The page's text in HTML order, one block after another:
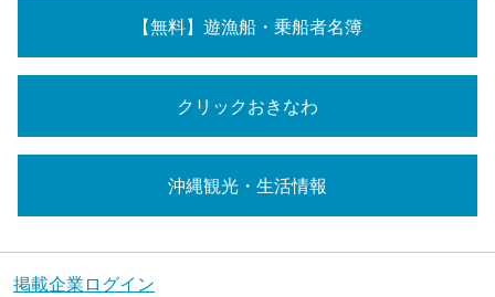
【無料】遊漁船・乗船者名簿
クリックおきなわ
沖縄観光・生活情報
掲載企業ログイン